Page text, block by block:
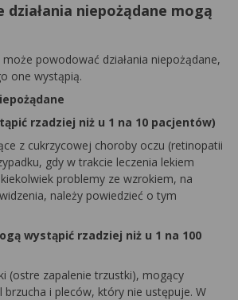
działania niepożądane mogą
może powodować działania niepożądane,
one wystąpią.
rzadziej niż u 1 na 10 pacjentów)
z cukrzycowej choroby oczu (retinopatii
gdy w trakcie leczenia lekiem
problemy ze wzrokiem, na
należy powiedzieć o tym
wystąpić rzadziej niż u 1 na 100
(ostre zapalenie trzustki), mogący
i pleców, który nie ustępuje. W